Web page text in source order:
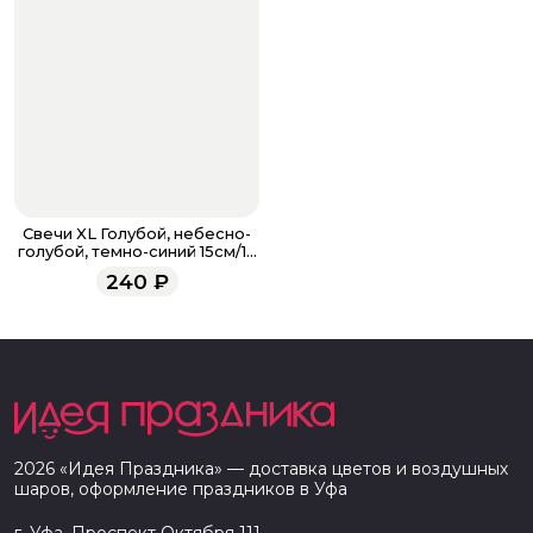
Свечи XL Голубой, небесно-
голубой, темно-синий 15см/12
240 ₽
2026 «Идея Праздника» — доставка цветов и воздушных
шаров, оформление праздников в Уфа